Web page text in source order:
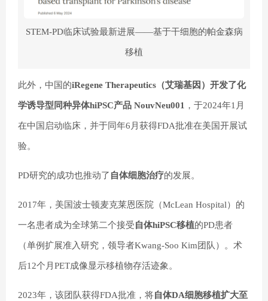
STEM-PD临床试验最新进展——基于干细胞的帕金森病
移植
此外，中国的iRegene Therapeutics（艾瑞基因）开发了化
学诱导型同种异体hiPSC产品 NouvNeu001 ，于2024年1月
在中国启动临床，并于同年6月获得FDA批准在美国开展试
验。
PD研究的成功也推动了 自体细胞治疗的发展。
2017年，美国波士顿麦克莱恩医院（McLean Hospital）的
一名患者成为全球第二个接受自体hiPSC移植的PD患者
（单例扩展准入研究，领导者Kwang-Soo Kim团队）。术
后12个月PET成像显示移植物存活迹象。
2023年，该团队获得FDA批准，将自体DA细胞移植扩大至